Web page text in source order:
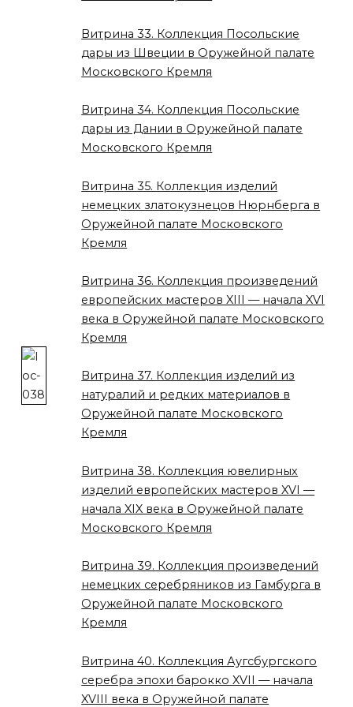
Витрина 33. Коллекция Посольские
дары из Швеции в Оружейной палате
Московского Кремля
Витрина 34. Коллекция Посольские
дары из Дании в Оружейной палате
Московского Кремля
Витрина 35. Коллекция изделий
немецких златокузнецов Нюрнберга в
Оружейной палате Московского
Кремля
Витрина 36. Коллекция произведений
европейских мастеров XIII — начала XVI
века в Оружейной палате Московского
Кремля
Витрина 37. Коллекция изделий из
натуралий и редких материалов в
Оружейной палате Московского
Кремля
Витрина 38. Коллекция ювелирных
изделий европейских мастеров XVI —
начала XIX века в Оружейной палате
Московского Кремля
Витрина 39. Коллекция произведений
немецких серебряников из Гамбурга в
Оружейной палате Московского
Кремля
Витрина 40. Коллекция Аугсбургского
серебра эпохи барокко XVII — начала
XVIII века в Оружейной палате